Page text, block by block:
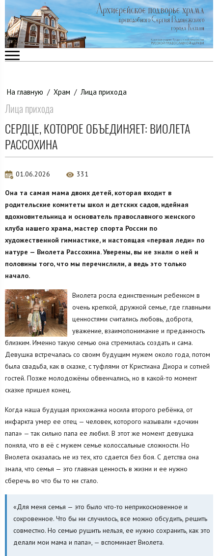
На главную / Храм / Лица прихода
Лица прихода
СЕРДЦЕ, КОТОРОЕ ОБЪЕДИНЯЕТ: ВИОЛЕТА
РАССОХИНА
01.06.2026 331
Она та самая мама двоих детей, которая входит в
родительские комитеты школ и детских садов, идейная
вдохновительница и основатель православного женского
клуба нашего храма, мастер спорта России по
художественной гимнастике, и настоящая «первая леди» по
натуре — Виолета Рассохина. Уверены, вы не знали о ней и
половины того, что мы перечислили, а ведь это только
начало.
Виолета росла единственным ребенком в
очень крепкой, дружной семье, где главными
ценностями считались любовь, доброта,
уважение, взаимопонимание и преданность
близким. Именно такую семью она стремилась создать и сама.
Девушка встречалась со своим будущим мужем около года, потом
была свадьба, как в сказке, с туфлями от Кристиана Диора и сотней
гостей. Позже молодожёны обвенчались, но в какой-то момент
сказке пришел конец.
Когда наша будущая прихожанка носила второго ребёнка, от
инфаркта умер ее отец — человек, которого называли «дочкин
папа» — так сильно папа ее любил. В этот же момент девушка
поняла, что в её с мужем семье колоссальные сложности. Но
Виолета оказалась не из тех, кто сдается без боя. С детства она
знала, что семья — это главная ценность в жизни и ее нужно
сберечь во что бы то ни стало.
«Для меня семья — это было что-то неприкосновенное и
сокровенное. Что бы ни случилось, все можно обсудить, решить
совместно. Но семью рушить нельзя, ее нужно сохранить, как это
делали мои мама и папа», — вспоминает Виолета.